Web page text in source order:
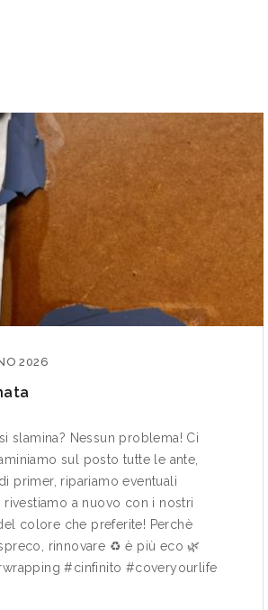
2026
slamina? Nessun problema! Ci
sul posto tutte le ante,
primer, ripariamo eventuali
rivestiamo a nuovo con i nostri
colore che preferite! Perchè
rinnovare ♻ è più eco 🌿
#cinfinito #coveryourlife